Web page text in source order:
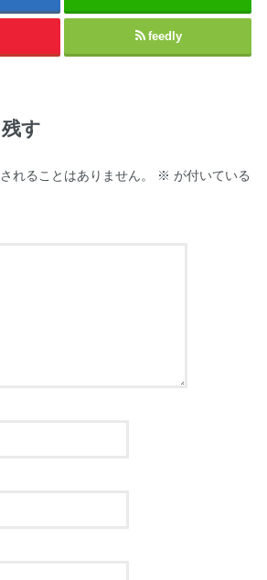
feedly
す
れることはありません。 ※ が付いている